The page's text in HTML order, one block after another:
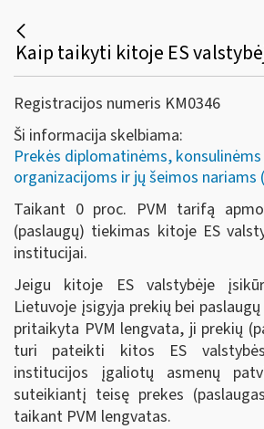
Registracijos numeris KM0346
Ši informacija skelbiama:
Prekės diplomatinėms,
organizacijoms ir jų šeimos nariams
Taikant 0 proc. PVM tarifą
(paslaugų) tiekimas kitoje ES
institucijai.
Jeigu kitoje ES valstybėje
Lietuvoje įsigyja prekių bei
pritaikyta PVM lengvata, ji prekių
turi pateikti kitos ES
institucijos įgaliotų asmenų
suteikiantį teisę prekes
taikant PVM lengvatas.